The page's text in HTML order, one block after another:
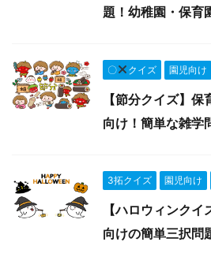
題！幼稚園・保育
〇 クイズ 園児向け
【節分クイズ】
向け！簡単な雑学
3拓クイズ 園児向け
【ハロウィンク
向けの簡単三択問